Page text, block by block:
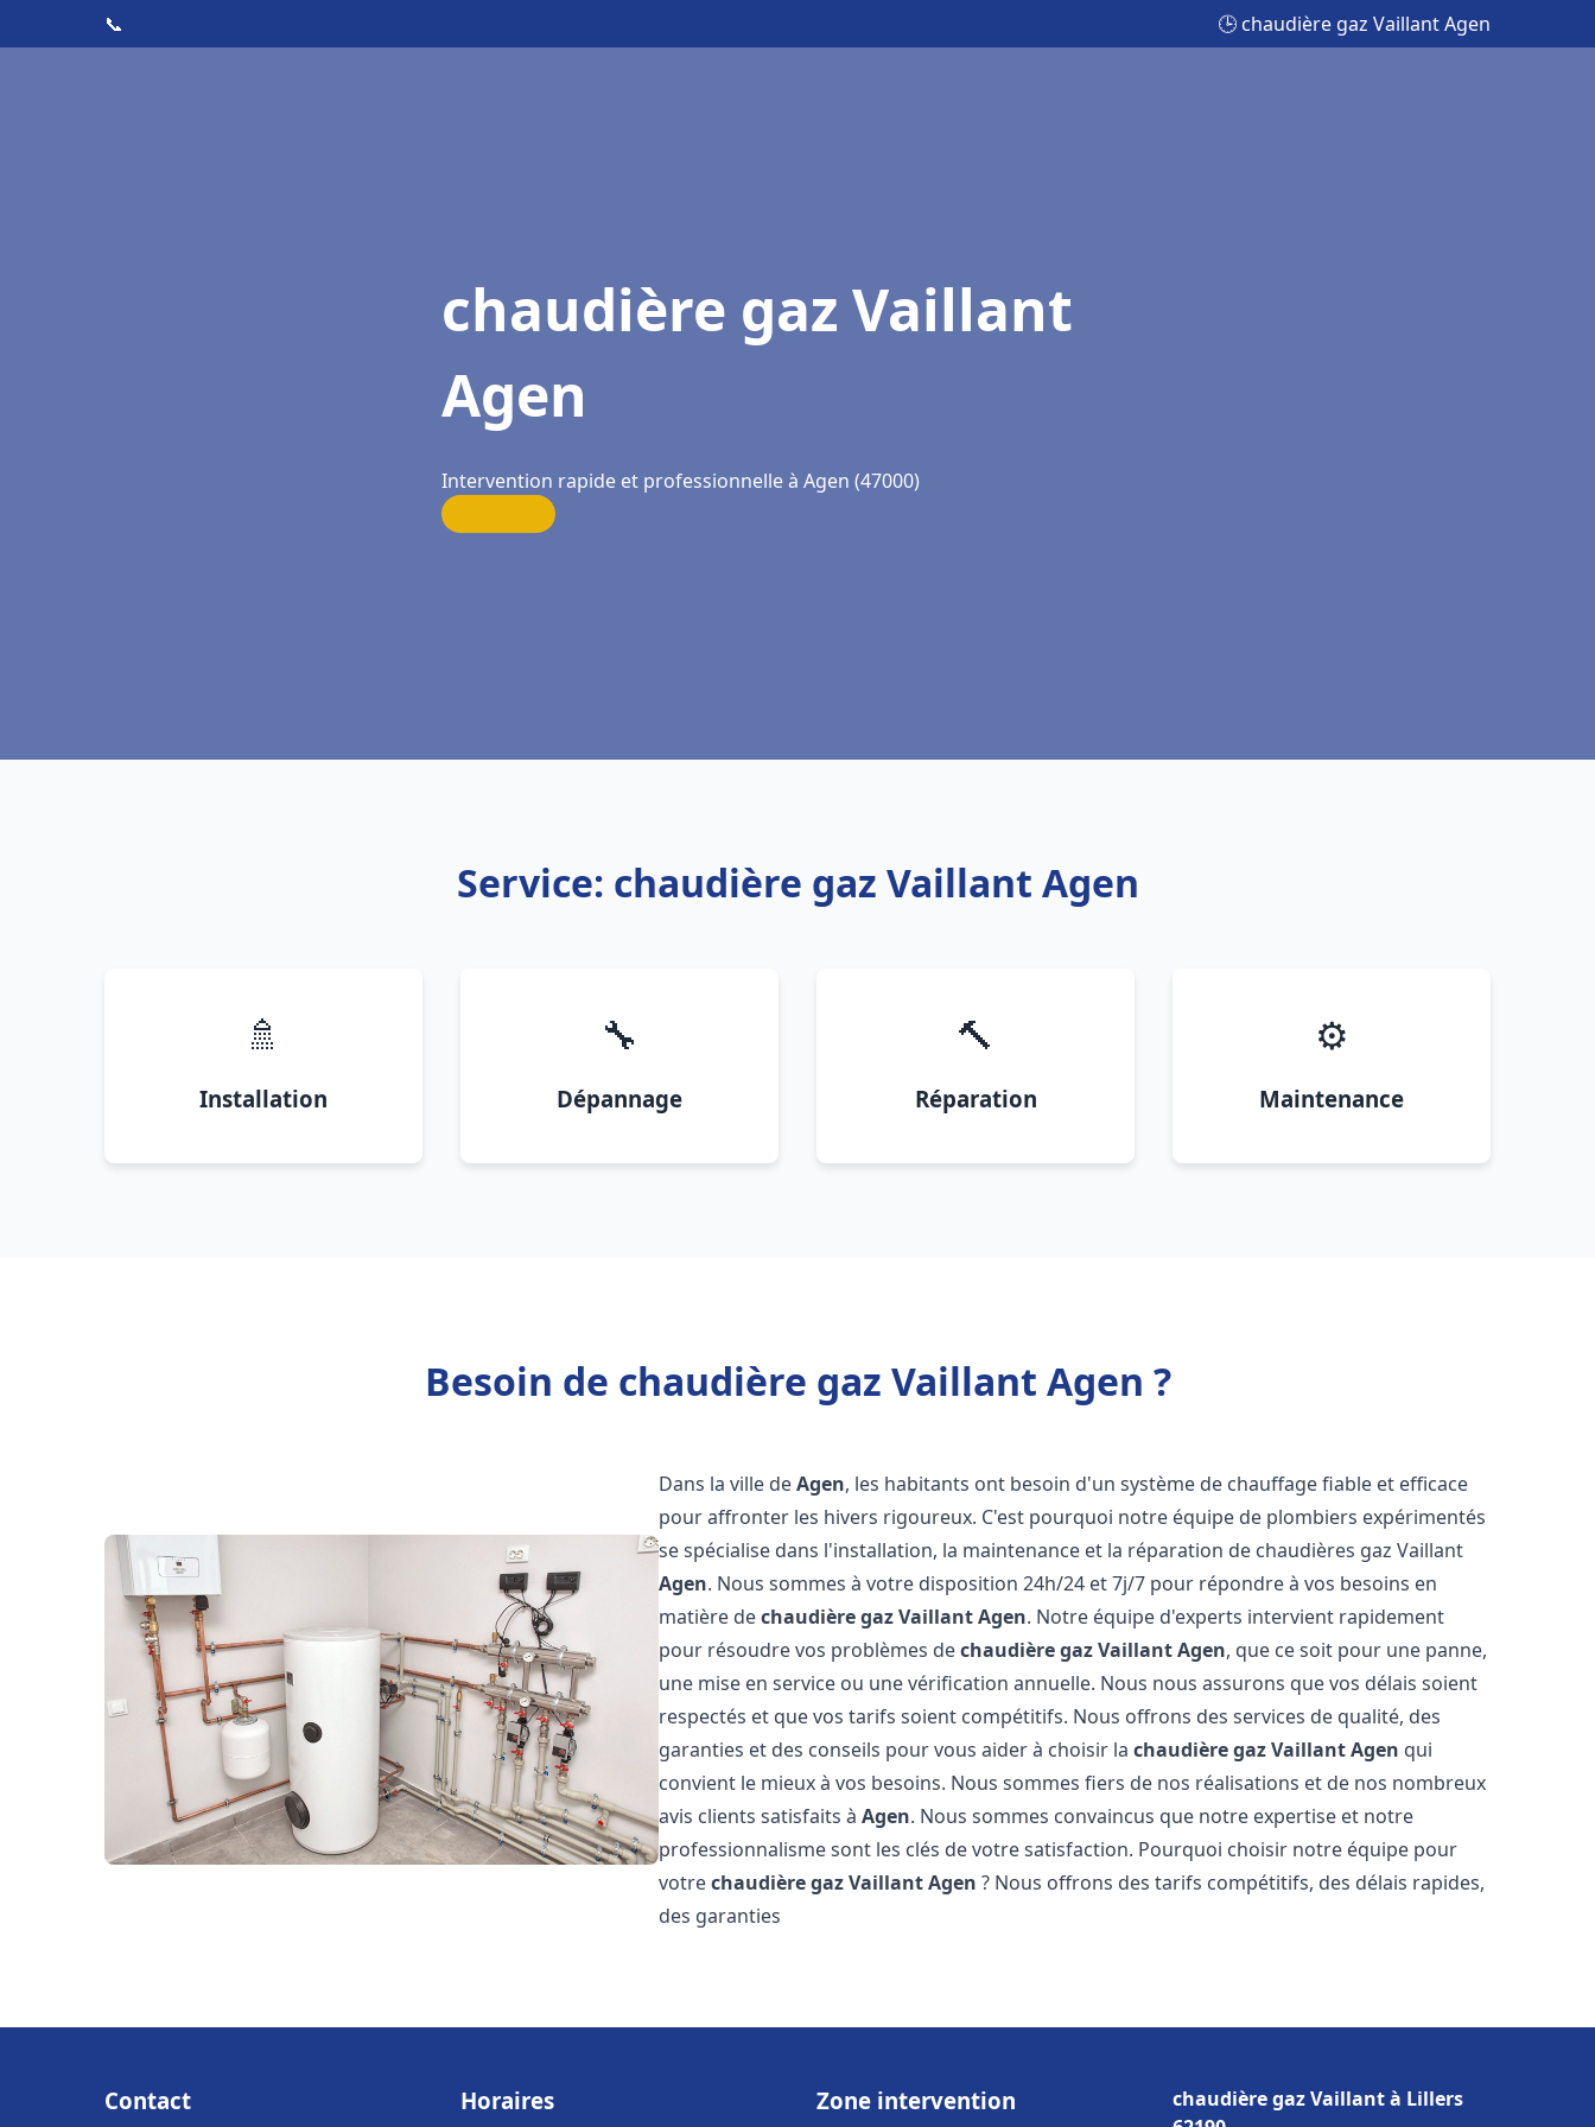
📞 🕒 chaudière gaz Vaillant Agen
chaudière gaz Vaillant
Agen
Intervention rapide et professionnelle à Agen (47000)
Service: chaudière gaz Vaillant Agen
🚿
Installation
🔧
Dépannage
🔨
Réparation
⚙️
Maintenance
Besoin de chaudière gaz Vaillant Agen ?
Dans la ville deAgen, les habitants ont besoin d'un système de chauffage fiable et efficace
pour affronter les hivers rigoureux. C'est pourquoi notre équipe de plombiers expérimentés
se spécialise dans l'installation, la maintenance et la réparation de chaudières gaz Vaillant
Agen. Nous sommes à votre disposition 24h/24 et 7j/7 pour répondre à vos besoins en
matière dechaudière gaz VaillantAgen. Notre équipe d'experts intervient rapidement
pour résoudre vos problèmes dechaudière gaz VaillantAgen, que ce soit pour une panne,
une mise en service ou une vérification annuelle. Nous nous assurons que vos délais soient
respectés et que vos tarifs soient compétitifs. Nous offrons des services de qualité, des
garanties et des conseils pour vous aider à choisir lachaudière gaz VaillantAgen qui
convient le mieux à vos besoins. Nous sommes fiers de nos réalisations et de nos nombreux
avis clients satisfaits àAgen. Nous sommes convaincus que notre expertise et notre
professionnalisme sont les clés de votre satisfaction. Pourquoi choisir notre équipe pour
votrechaudière gaz VaillantAgen ? Nous offrons des tarifs compétitifs, des délais rapides,
des garanties
Contact Horaires Zone intervention
chaudière gaz Vaillant à Lillers